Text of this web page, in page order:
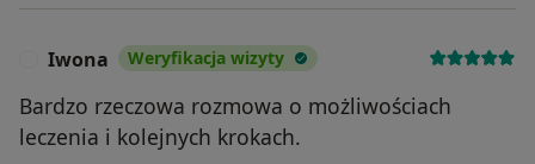
Iwona Weryfikacja wizyty
Bardzo rzeczowa rozmowa o możliwościach
leczenia i kolejnych krokach.